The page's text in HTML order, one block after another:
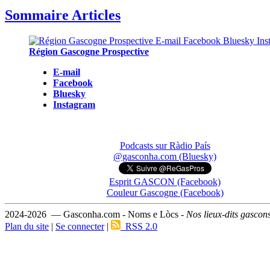
Sommaire Articles
Région Gascogne Prospective
E-mail
Facebook
Bluesky
Instagram
Podcasts sur Ràdio País
@gasconha.com (Bluesky)
Esprit GASCON (Facebook)
Couleur Gascogne (Facebook)
2024-2026 — Gasconha.com - Noms e Lòcs - Nos lieux-dits
Plan du site | Se connecter| RSS 2.0